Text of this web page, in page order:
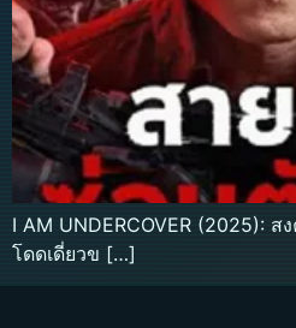
I AM UNDERCOVER (2025):
โดดเดี่ยวข […]